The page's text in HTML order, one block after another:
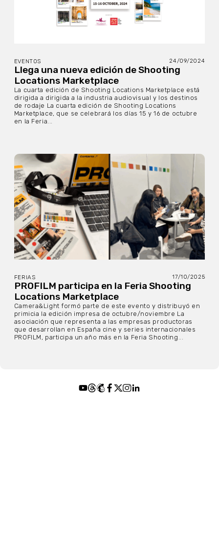
EVENTOS 24/09/2024
Llega una nueva edición de Shooting
Locations Marketplace
La cuarta edición de Shooting Locations Marketplace está
dirigida a dirigida a la industria audiovisual y los destinos
de rodaje La cuarta edición de Shooting Locations
Marketplace, que se celebrará los días 15 y 16 de octubre
en la Feria...
FERIAS 17/10/2025
PROFILM participa en la Feria Shooting
Locations Marketplace
Camera&Light formó parte de este evento y distribuyó en
primicia la edición impresa de octubre/noviembre La
asociación que representa a las empresas productoras
que desarrollan en España cine y series internacionales
PROFILM, participa un año más en la Feria Shooting...